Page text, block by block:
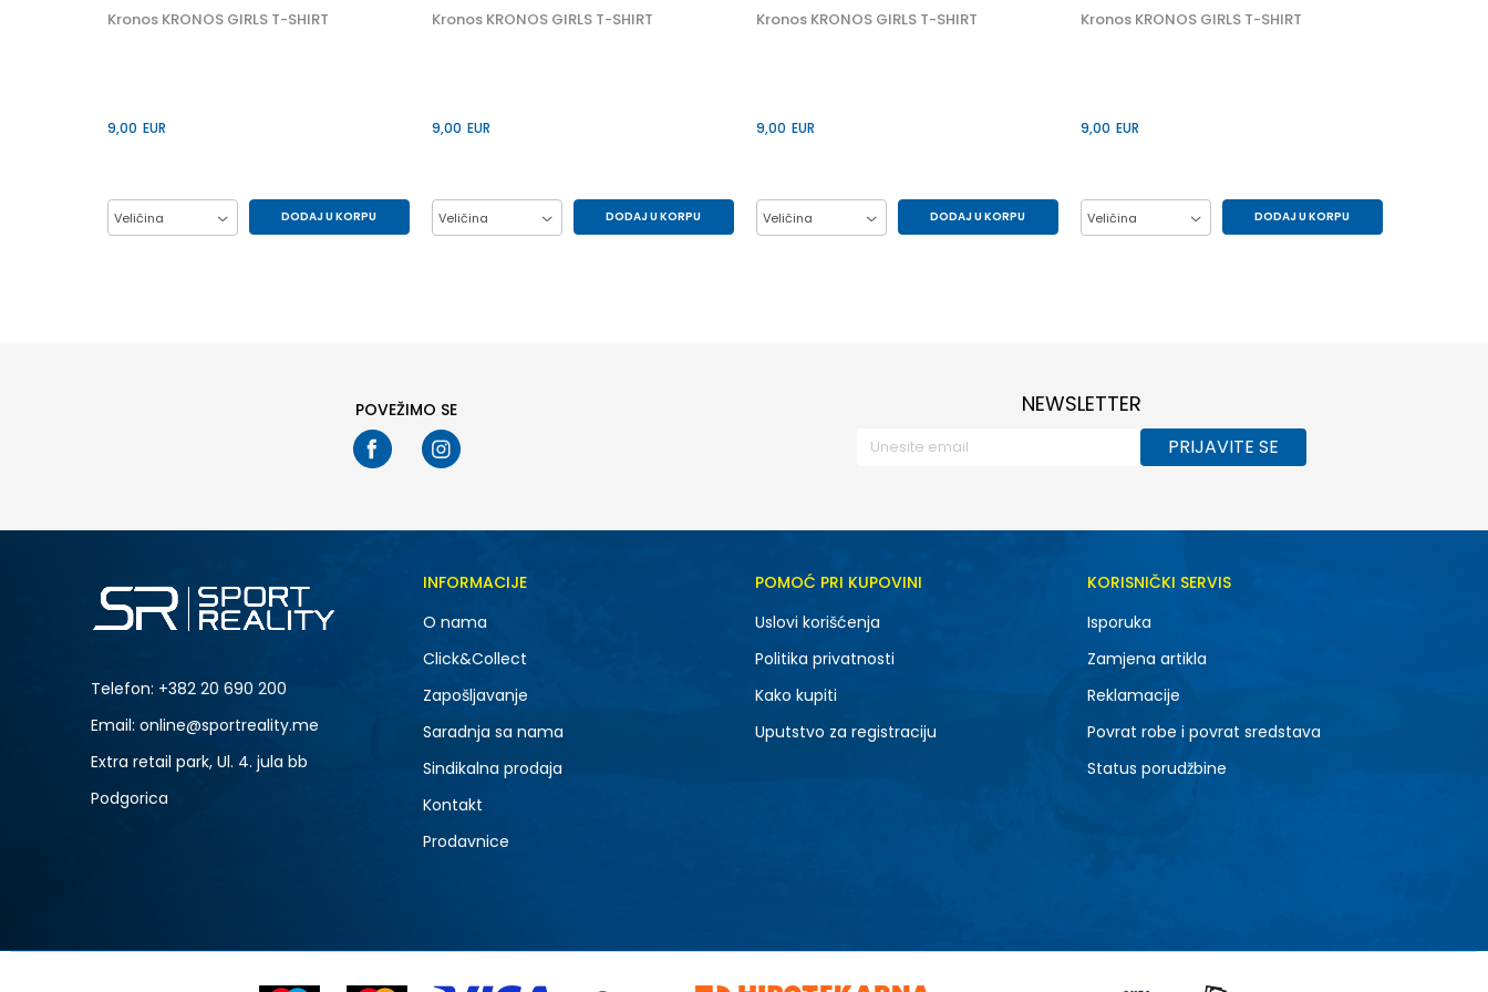
Kronos KRONOS GIRLS T-SHIRT
9,00 EUR
Veličina DODAJ U KORPU
Kronos KRONOS GIRLS T-SHIRT
9,00 EUR
Veličina DODAJ U KORPU
Kronos KRONOS GIRLS T-SHIRT
9,00 EUR
Veličina DODAJ U KORPU
Kronos KRONOS GIRLS T-SHIRT
9,00 EUR
Veličina DODAJ U KORPU
POVEŽIMO SE NEWSLETTER
PRIJAVITE SE
Telefon: +382 20 690 200
Email: online@sportreality.me
Extra retail park, Ul. 4. jula bb
Podgorica
INFORMACIJE
O nama
Click&Collect
Zapošljavanje
Saradnja sa nama
Sindikalna prodaja
Kontakt
Prodavnice
POMOĆ PRI KUPOVINI
Uslovi korišćenja
Politika privatnosti
Kako kupiti
Uputstvo za registraciju
KORISNIČKI SERVIS
Isporuka
Zamjena artikla
Reklamacije
Povrat robe i povrat sredstava
Status porudžbine